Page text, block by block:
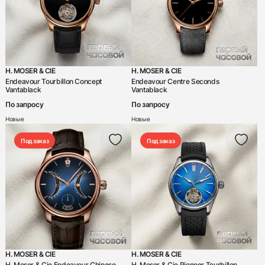
Цена
Пол
Женский
Мужской
Унисекс
Функции
24-х часовая индикация
Flyback-хронограф
Автоподзавод
Будильник
Вечный календарь
H. MOSER & CIE
Endeavour Tourbillon Concept
Vantablack
По запросу
Новые
H. MOSER & CIE
Endeavour Centre Seconds
Vantablack
По запросу
Новые
Под заказ
H. MOSER & CIE
Под заказ
H. MOSER & CIE